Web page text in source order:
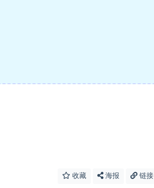
收藏 海报 链接